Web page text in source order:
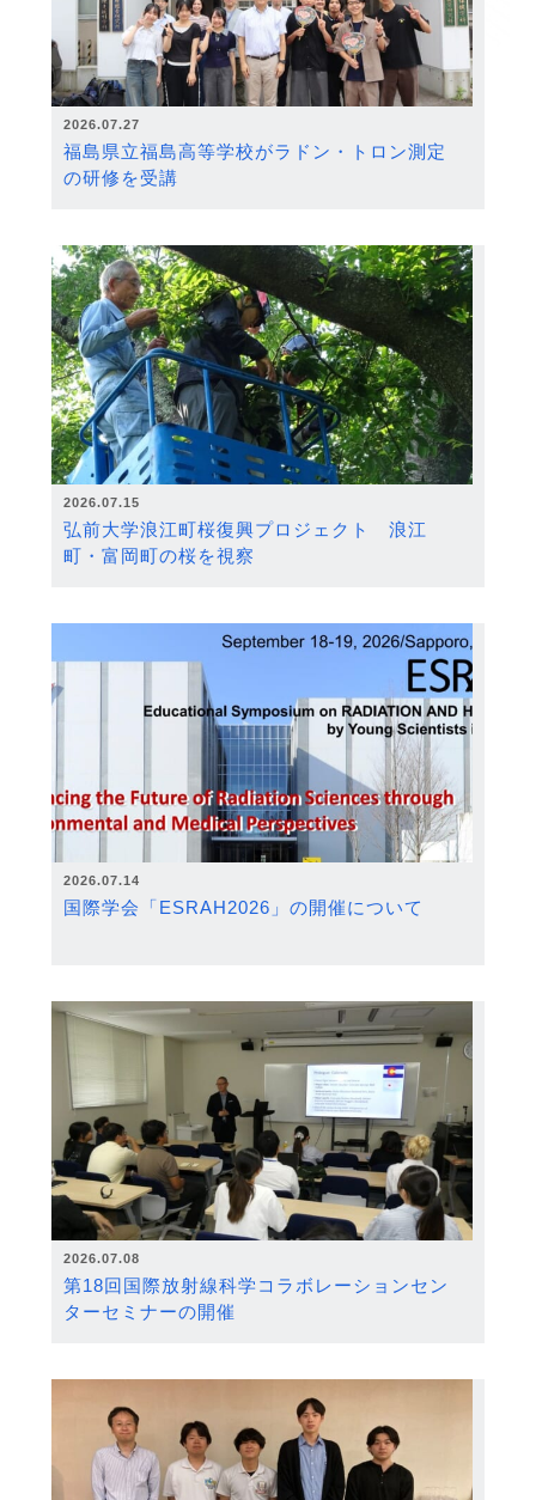
2026.07.27
福島県立福島高等学校がラドン・トロン測定
の研修を受講
2026.07.15
弘前大学浪江町桜復興プロジェクト 浪江
町・富岡町の桜を視察
2026.07.14
国際学会「ESRAH2026」の開催について
2026.07.08
第18回国際放射線科学コラボレーションセン
ターセミナーの開催